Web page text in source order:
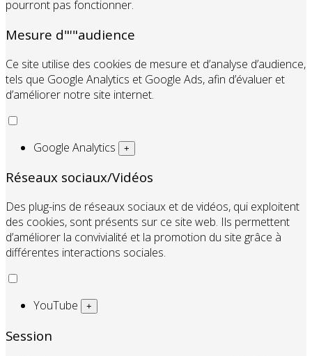
pourront pas fonctionner.
Mesure d"'"audience
Ce site utilise des cookies de mesure et d’analyse d’audience,
tels que Google Analytics et Google Ads, afin d’évaluer et
d’améliorer notre site internet.
Google Analytics +
Réseaux sociaux/Vidéos
Des plug-ins de réseaux sociaux et de vidéos, qui exploitent
des cookies, sont présents sur ce site web. Ils permettent
d’améliorer la convivialité et la promotion du site grâce à
différentes interactions sociales.
YouTube +
Session